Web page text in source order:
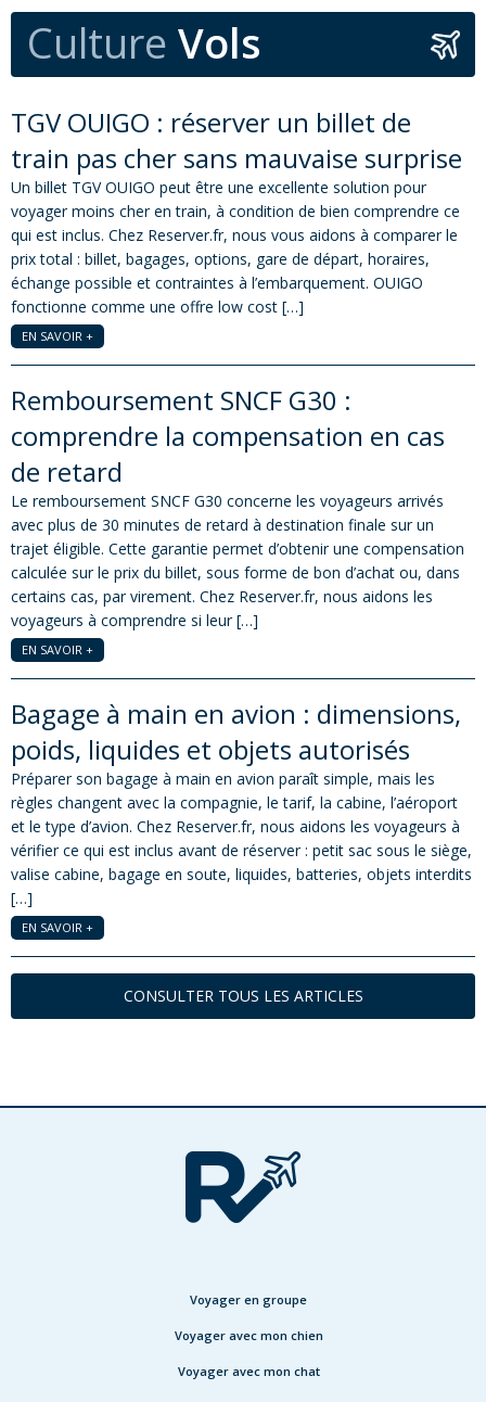
Culture Vols
TGV OUIGO : réserver un billet de
train pas cher sans mauvaise surprise
Un billet TGV OUIGO peut être une excellente solution pour
voyager moins cher en train, à condition de bien comprendre ce
qui est inclus. Chez Reserver.fr, nous vous aidons à comparer le
prix total : billet, bagages, options, gare de départ, horaires,
échange possible et contraintes à l’embarquement. OUIGO
fonctionne comme une offre low cost […]
EN SAVOIR +
Remboursement SNCF G30 :
comprendre la compensation en cas
de retard
Le remboursement SNCF G30 concerne les voyageurs arrivés
avec plus de 30 minutes de retard à destination finale sur un
trajet éligible. Cette garantie permet d’obtenir une compensation
calculée sur le prix du billet, sous forme de bon d’achat ou, dans
certains cas, par virement. Chez Reserver.fr, nous aidons les
voyageurs à comprendre si leur […]
EN SAVOIR +
Bagage à main en avion : dimensions,
poids, liquides et objets autorisés
Préparer son bagage à main en avion paraît simple, mais les
règles changent avec la compagnie, le tarif, la cabine, l’aéroport
et le type d’avion. Chez Reserver.fr, nous aidons les voyageurs à
vérifier ce qui est inclus avant de réserver : petit sac sous le siège,
valise cabine, bagage en soute, liquides, batteries, objets interdits
[…]
EN SAVOIR +
CONSULTER TOUS LES ARTICLES
Voyager en groupe
Voyager avec mon chien
Voyager avec mon chat